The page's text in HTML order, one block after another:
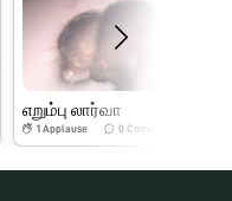
எறும்பு லார்வா
1Applause 0 Comments